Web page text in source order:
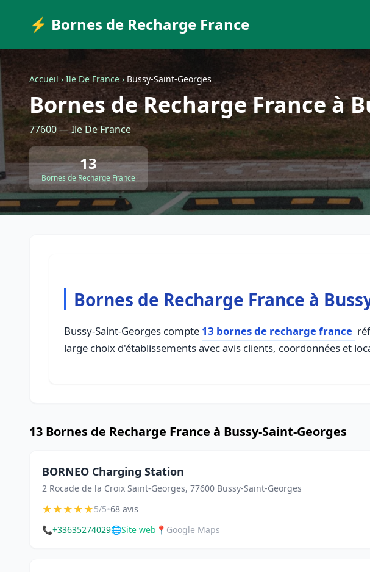
⚡ Bornes de Recharge France
Accueil › Ile De France › Bussy-Saint-Georges
Bornes de Recharge France à
77600 — Ile De France
13
Bornes de Recharge France
Bornes de Recharge France à
Bussy-Saint-Georges compte 13 bornes de recharge france
large choix d'établissements avec avis clients, coordonnées et
13 Bornes de Recharge France à Bussy-Saint-Georges
BORNEO Charging Station
2 Rocade de la Croix Saint-Georges, 77600 Bussy-Saint-Georges
★★★★★5/5•68 avis
📞+33635274029🌐Site web 📍 Google Maps